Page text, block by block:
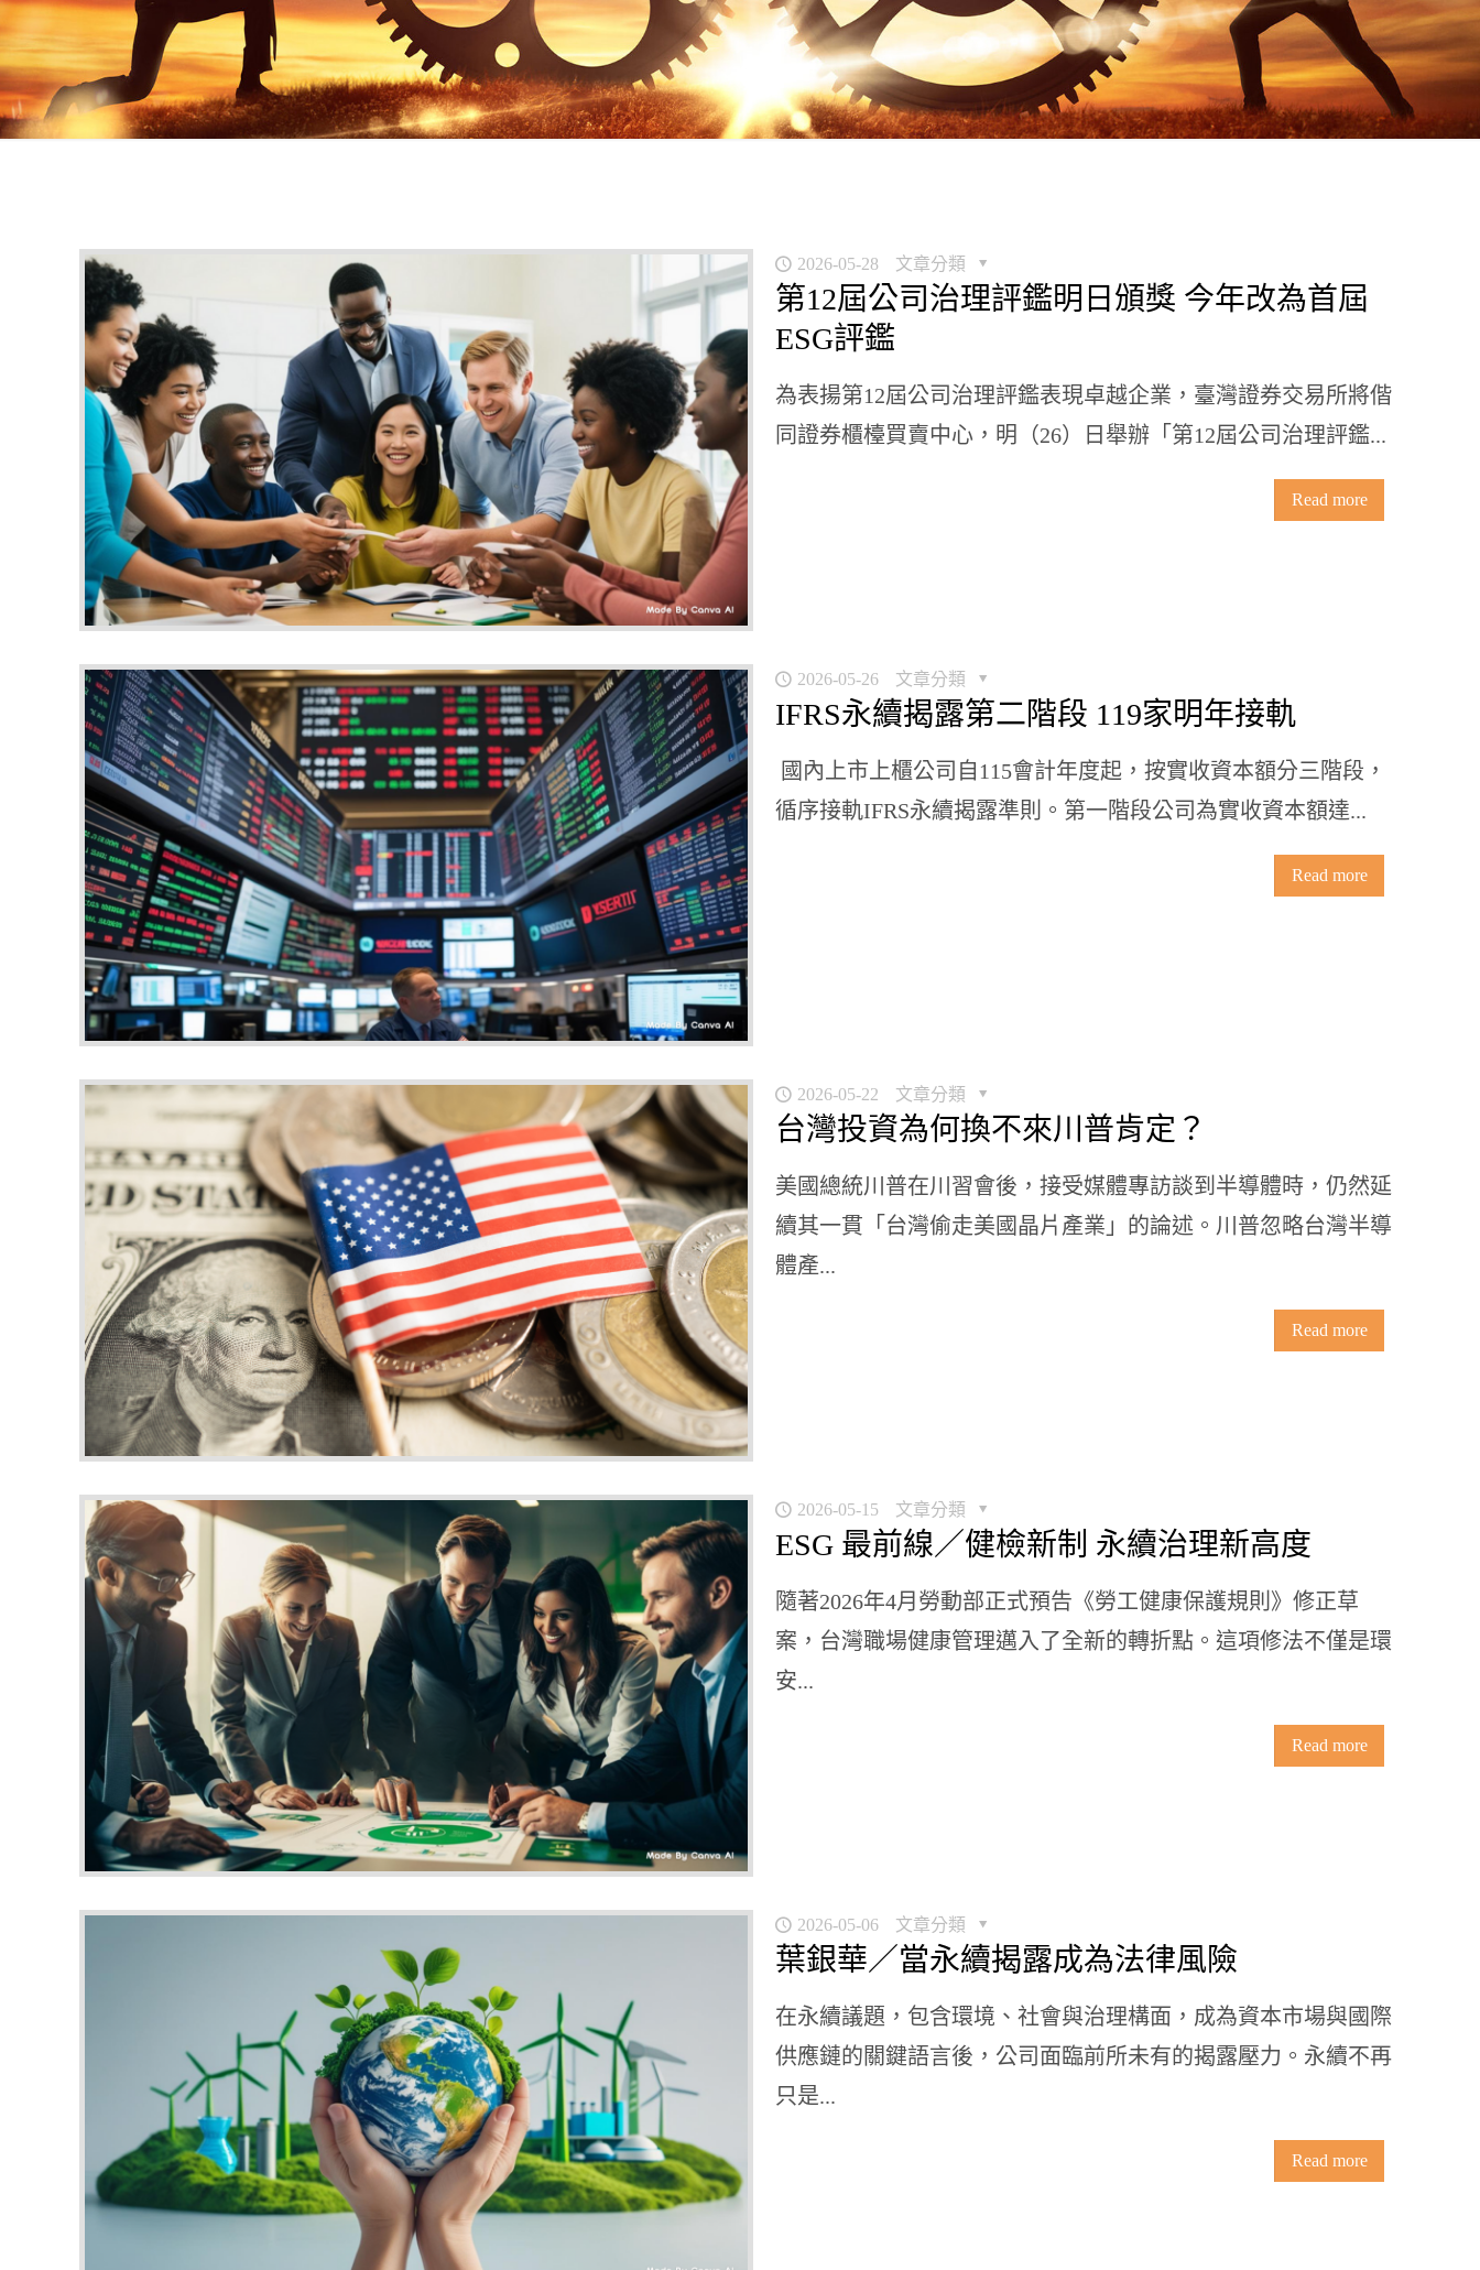
2026-05-28 文章分類
第12屆公司治理評鑑明日頒獎 今年改為首屆
ESG評鑑
為表揚第12屆公司治理評鑑表現卓越企業，臺灣證券交易所將偕
同證券櫃檯買賣中心，明（26）日舉辦「第12屆公司治理評鑑...
Read more
2026-05-26 文章分類
IFRS永續揭露第二階段 119家明年接軌
國內上市上櫃公司自115會計年度起，按實收資本額分三階段，
循序接軌IFRS永續揭露準則。第一階段公司為實收資本額達...
Read more
2026-05-22 文章分類
台灣投資為何換不來川普肯定？
美國總統川普在川習會後，接受媒體專訪談到半導體時，仍然延
續其一貫「台灣偷走美國晶片產業」的論述。川普忽略台灣半導
體產...
Read more
2026-05-15 文章分類
ESG 最前線／健檢新制 永續治理新高度
隨著2026年4月勞動部正式預告《勞工健康保護規則》修正草
案，台灣職場健康管理邁入了全新的轉折點。這項修法不僅是環
安...
Read more
2026-05-06 文章分類
葉銀華／當永續揭露成為法律風險
在永續議題，包含環境、社會與治理構面，成為資本市場與國際
供應鏈的關鍵語言後，公司面臨前所未有的揭露壓力。永續不再
只是...
Read more